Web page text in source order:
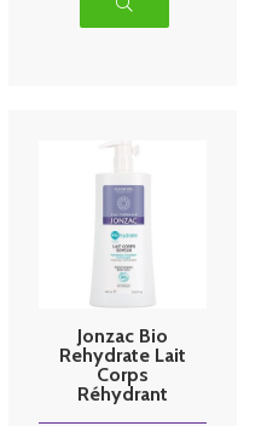
Jonzac Bio
Rehydrate Lait
Corps
Réhydrant